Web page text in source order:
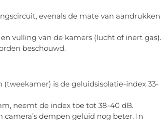
evenals de mate van aandrukken
vulling van de kamers (lucht of inert gas).
beschouwd.
is de geluidsisolatie-index 33-
neemt de index toe tot 38-40 dB.
dempen geluid nog beter. In